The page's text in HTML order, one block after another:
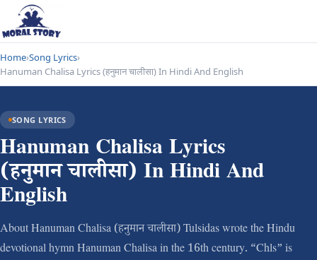
Home›Song Lyrics›
Hanuman Chalisa Lyrics (हनुमान चालीसा) In Hindi And English
SONG LYRICS
Hanuman Chalisa Lyrics
(हनुमान चालीसा) In Hindi And
English
About Hanuman Chalisa (हनुमान चालीसा) Tulsidas wrote the Hindu
devotional hymn Hanuman Chalisa in the 16th century. “Chls” is